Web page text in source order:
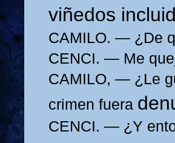
viñedos
CAMILO. — ¿De
CENCI. — Me
CAMILO, — ¿Le
crimen fuera
CENCI. — ¿Y